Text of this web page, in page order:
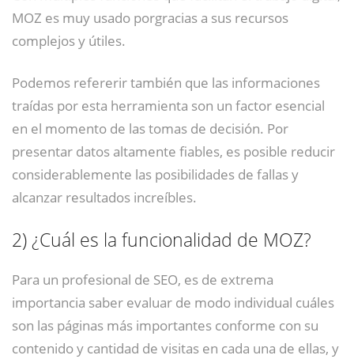
MOZ es muy usado porgracias a sus recursos
complejos y útiles.
Podemos refererir también que las informaciones
traídas por esta herramienta son un factor esencial
en el momento de las tomas de decisión. Por
presentar datos altamente fiables, es posible reducir
considerablemente las posibilidades de fallas y
alcanzar resultados increíbles.
2)¿Cuál es la funcionalidad de MOZ?
Para un profesional de SEO, es de extrema
importancia saber evaluar de modo individual cuáles
son las páginas más importantes conforme con su
contenido y cantidad de visitas en cada una de ellas, y